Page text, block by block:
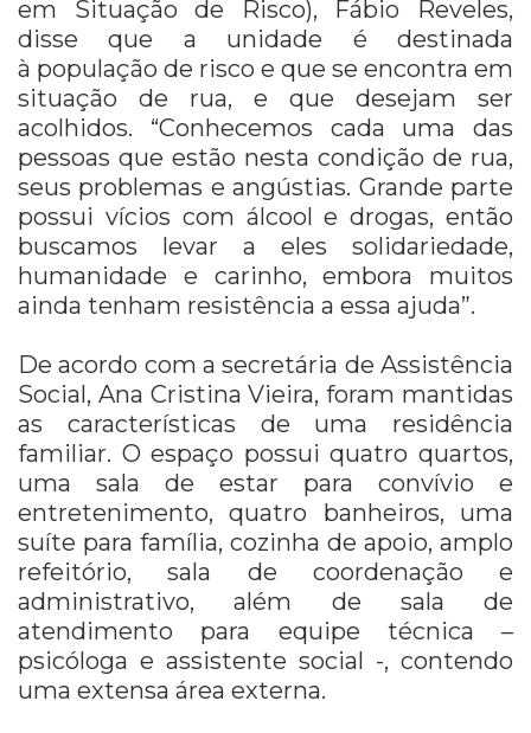
em Situação de Risco), Fábio Reveles,
disse que a unidade é destinada
à população de risco e que se encontra em
situação de rua, e que desejam ser
acolhidos. “Conhecemos cada uma das
pessoas que estão nesta condição de rua,
seus problemas e angústias. Grande parte
possui vícios com álcool e drogas, então
buscamos levar a eles solidariedade,
humanidade e carinho, embora muitos
ainda tenham resistência a essa ajuda”.
De acordo com a secretária de Assistência
Social, Ana Cristina Vieira, foram mantidas
as características de uma residência
familiar. O espaço possui quatro quartos,
uma sala de estar para convívio e
entretenimento, quatro banheiros, uma
suíte para família, cozinha de apoio, amplo
refeitório, sala de coordenação e
administrativo, além de sala de
atendimento para equipe técnica –
psicóloga e assistente social -, contendo
uma extensa área externa.